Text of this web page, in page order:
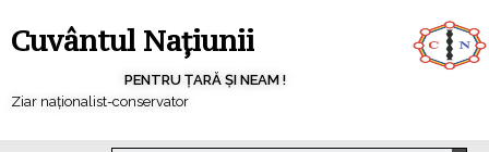
Cuvântul Națiunii
PENTRU ȚARĂ ȘI NEAM !
Ziar naționalist-conservator